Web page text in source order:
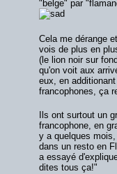
"belge" par
Cela me dérange
vois de plus en
(le lion noir sur
qu'on voit aux
eux, en
francophones, ça
Ils ont surtout un
francophone, en
y a quelques
dans un resto en
a essayé
dites tous ça!"